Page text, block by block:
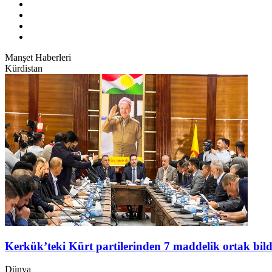
Manşet Haberleri
Kürdistan
Kerkük’teki Kürt partilerinden 7 maddelik ortak
Dünya